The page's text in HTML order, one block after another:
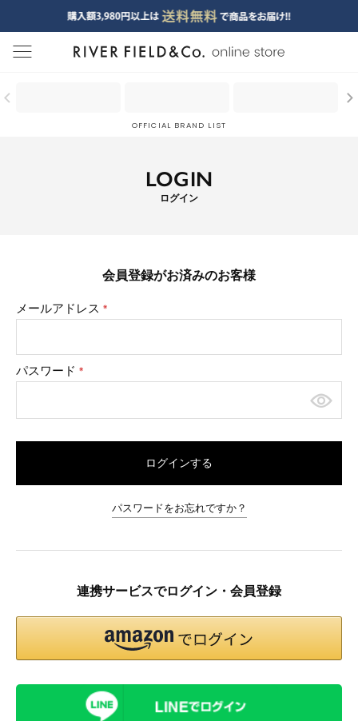
menu
OFFICIAL BRAND LIST
LOGIN
ログイン
会員登録がお済みのお客様
メールアドレス
(必
パスワード
(必
ログインする
パスワードをお忘れですか？
連携サービスでログイン・会員登録